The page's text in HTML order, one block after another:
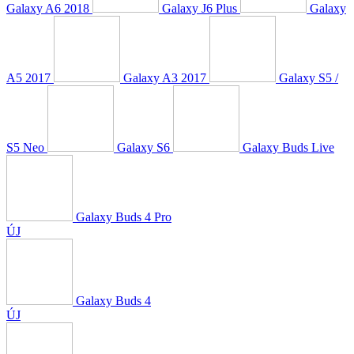
Galaxy A6 2018 Galaxy J6 Plus Galaxy
A5 2017 Galaxy A3 2017 Galaxy S5 /
S5 Neo Galaxy S6 Galaxy Buds Live
Galaxy Buds 4 Pro
ÚJ
Galaxy Buds 4
ÚJ